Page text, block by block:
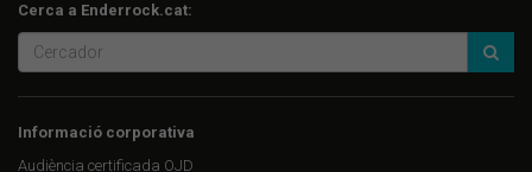
Cerca a Enderrock.cat:
Informació corporativa
Audiència certificada OJD